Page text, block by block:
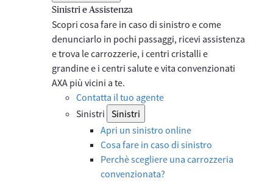
Sinistri e Assistenza
Scopri cosa fare in caso di sinistro e come
denunciarlo in pochi passaggi, ricevi assistenza
e trova le carrozzerie, i centri cristalli e
grandine e i centri salute e vita convenzionati
AXA più vicini a te.
Contatta il tuo agente
Sinistri Sinistri
Apri un sinistro online
Cosa fare in caso di sinistro
Perchè scegliere una carrozzeria
convenzionata?